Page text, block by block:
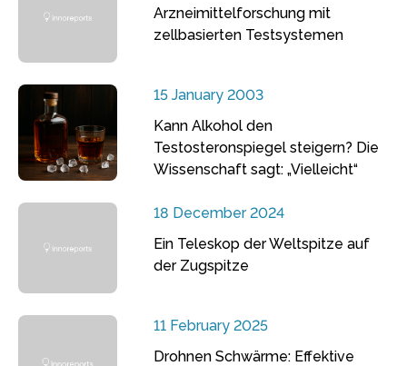
Arzneimittelforschung mit
zellbasierten Testsystemen
15 January 2003
Kann Alkohol den
Testosteronspiegel steigern? Die
Wissenschaft sagt: „Vielleicht“
18 December 2024
Ein Teleskop der Weltspitze auf
der Zugspitze
11 February 2025
Drohnen Schwärme: Effektive